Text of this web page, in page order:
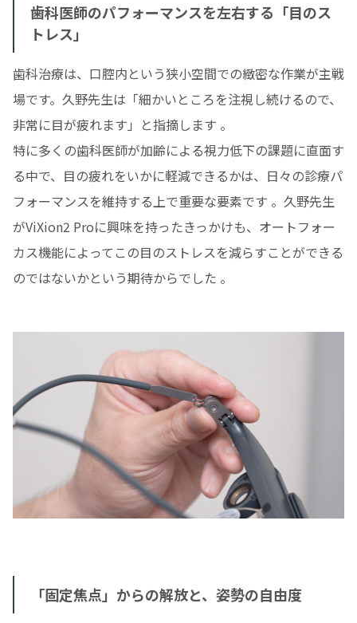
歯科医師のパフォーマンスを左右する「目のス
トレス」
歯科治療は、口腔内という狭小空間での緻密な作業が主戦
場です。久野先生は「細かいところを注視し続けるので、
非常に目が疲れます」と指摘します 。
特に多くの歯科医師が加齢による視力低下の課題に直面す
る中で、目の疲れをいかに軽減できるかは、日々の診療パ
フォーマンスを維持する上で重要な要素です 。久野先生
がViXion2 Proに興味を持ったきっかけも、オートフォー
カス機能によってこの目のストレスを減らすことができる
のではないかという期待からでした 。
「固定焦点」からの解放と、姿勢の自由度